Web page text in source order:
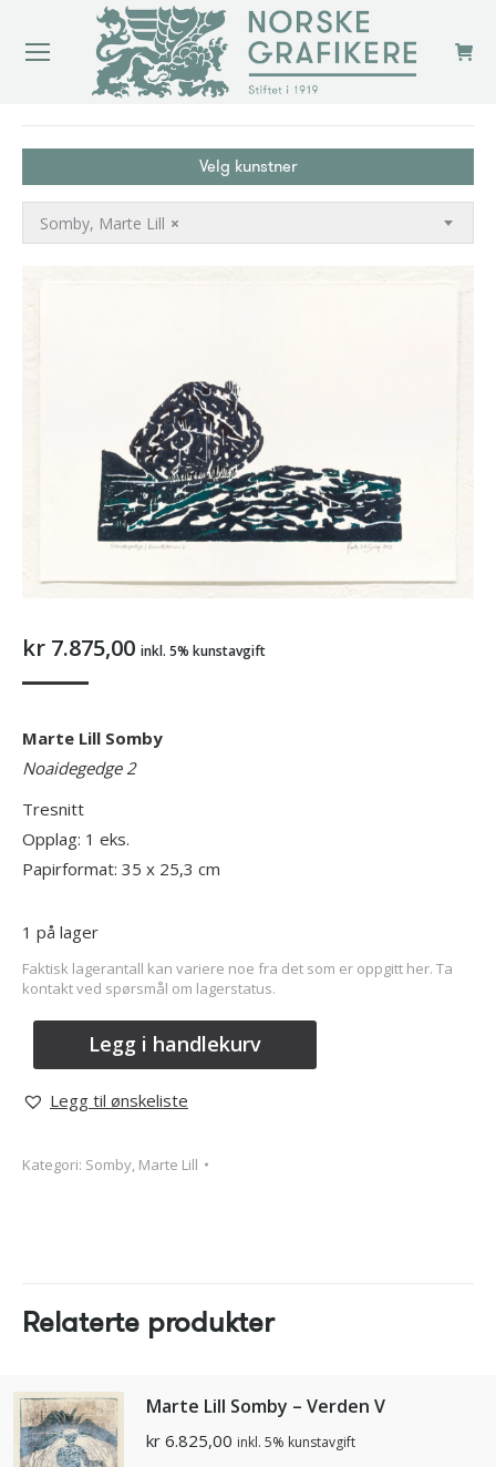
Velg kunstner
×
Somby, Marte Lill
kr 7.875,00 inkl. 5% kunstavgift
Marte Lill Somby
Noaidegedge 2
Tresnitt
Opplag: 1 eks.
Papirformat: 35 x 25,3 cm
1 på lager
Faktisk lagerantall kan variere noe fra det som er oppgitt her. Ta
kontakt ved spørsmål om lagerstatus.
Legg i handlekurv
Legg til ønskeliste
Kategori: Somby, Marte Lill
Relaterte produkter
Marte Lill Somby – Verden V
kr 6.825,00 inkl. 5% kunstavgift